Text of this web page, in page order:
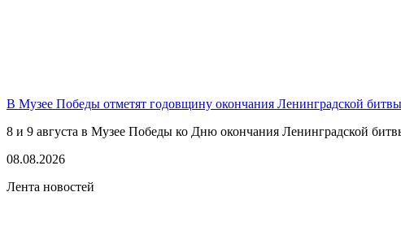
В Музее Победы отметят годовщину окончания Ленинградской битвы
8 и 9 августа в Музее Победы ко Дню окончания Ленинградской
08.08.2026
Лента новостей